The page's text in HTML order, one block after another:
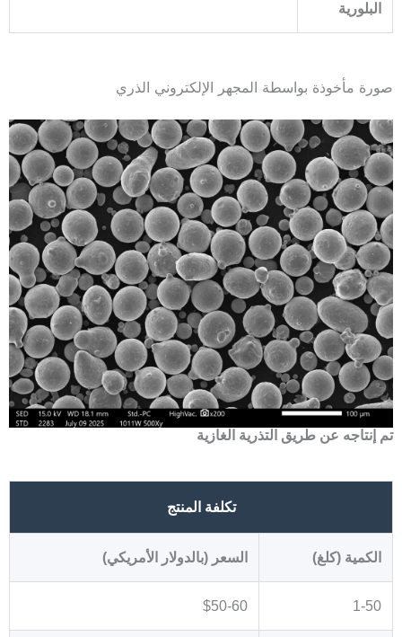
البلورية
صورة مأخوذة بواسطة المجهر الإلكتروني الذري
تم إنتاجه عن طريق التذرية الغازية
تكلفة المنتج
الكمية (كلغ) السعر (بالدولار الأمريكي)
1-50
$50-60